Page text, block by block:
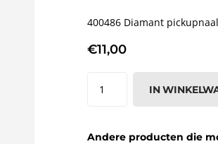
400486 Diamant
€11,00
IN
Andere producten die